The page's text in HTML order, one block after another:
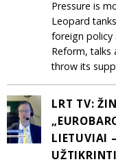
Pressure is
Leopard
foreign policy
Reform, talks
throw its
LRT TV:
LIETUVIAI